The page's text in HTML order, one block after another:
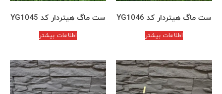
ست ماگ هیتردار کد YG1046
اطلاعات بیشتر
ست ماگ هیتردار کد YG1045
اطلاعات بیشتر